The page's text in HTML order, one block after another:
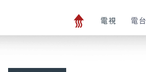
電視 電台